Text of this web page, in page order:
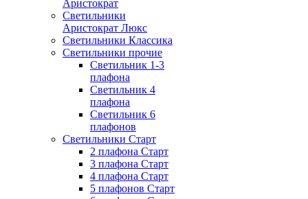
Аристократ
Светильники
Аристократ Люкс
Светильники Классика
Светильники прочие
Светильник 1-3
плафона
Светильник 4
плафона
Светильник 6
плафонов
Светильники Старт
2 плафона Старт
3 плафона Старт
4 плафона Старт
5 плафонов Старт